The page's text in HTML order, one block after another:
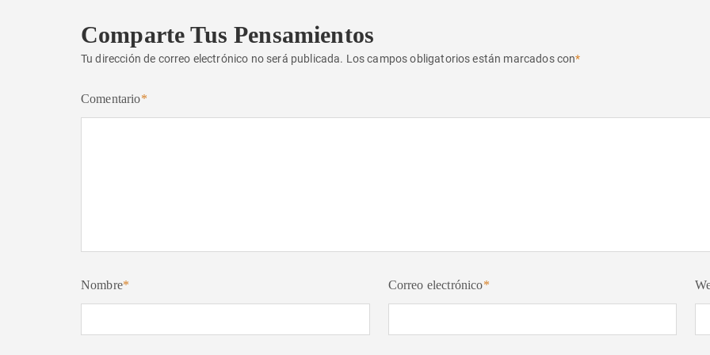
Comparte Tus Pensamientos
Tu dirección de correo electrónico no será publicada. Los campos obligatorios están marcados con*
Comentario*
Nombre* Correo electrónico*